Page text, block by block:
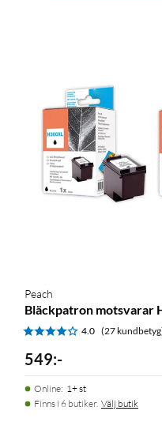
Peach
Bläckpatron motsvarar
4.0 (27
549:-
Online: 1+ st
Finns i 6 butiker. Välj butik